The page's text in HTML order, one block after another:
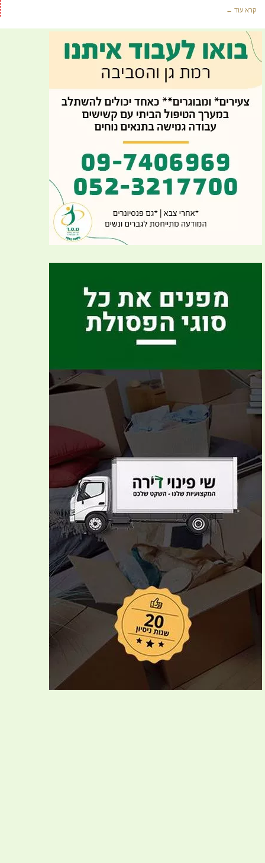
קרא עוד ←